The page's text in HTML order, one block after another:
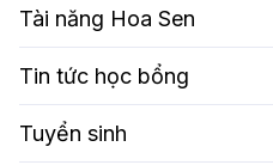
Tài năng Hoa Sen
Tin tức học bổng
Tuyển sinh